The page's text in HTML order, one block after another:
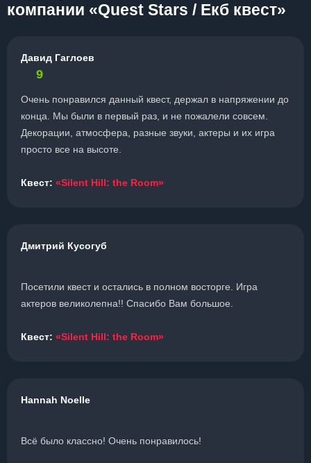
компании «Quest Stars / Екб квест»
Давид Гаглоев
9
Очень понравился данный квест, держал в напряжении до
конца. Мы были в первый раз, и не пожалели совсем.
Декорации, атмосфера, разные звуки, актеры и их игра
просто все на высоте.
Квест: «Silent Hill: the Room»
Дмитрий Кусогуб
Посетили квест и остались в полном восторге. Игра
актеров великолепна!! Спасибо Вам большое.
Квест: «Silent Hill: the Room»
Hannah Noelle
Всё было классно! Очень понравилось!